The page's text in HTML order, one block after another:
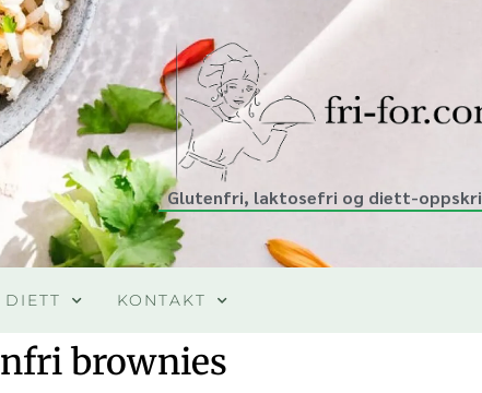
Glutenfri, laktosefri og diett-
DIETT KONTAKT
brownies